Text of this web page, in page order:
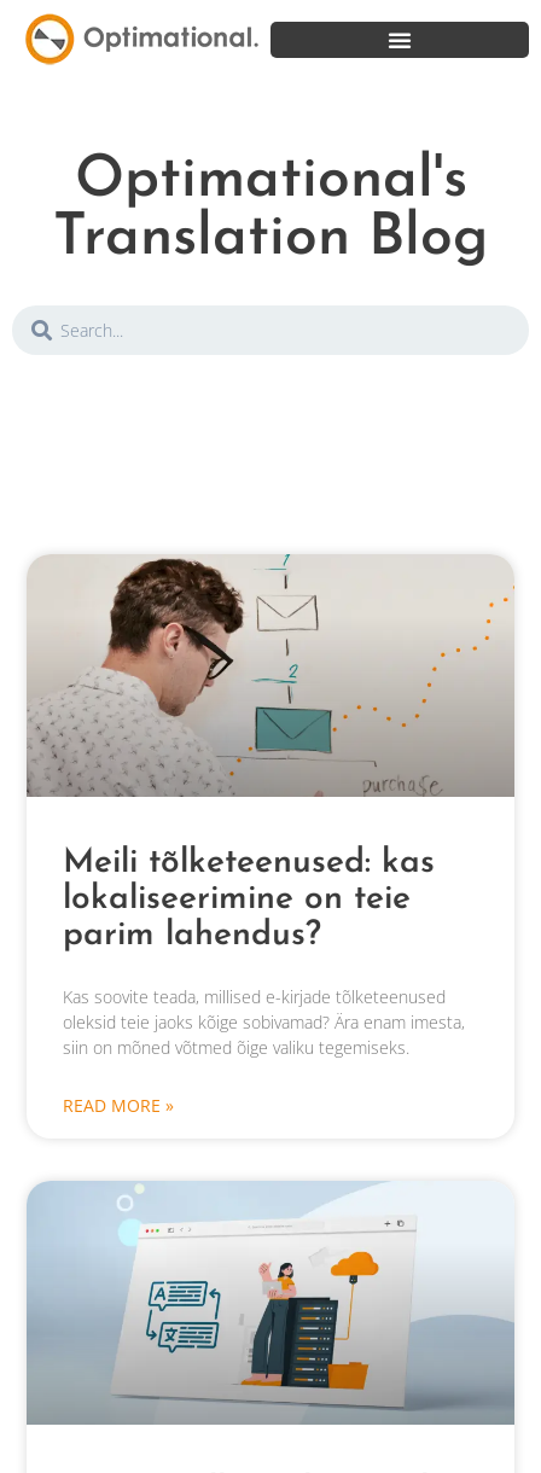
Optimational's
Translation Blog
Meili tõlketeenused: kas
lokaliseerimine on teie
parim lahendus?
Kas soovite teada, millised e-kirjade tõlketeenused
oleksid teie jaoks kõige sobivamad? Ära enam imesta,
siin on mõned võtmed õige valiku tegemiseks.
READ MORE »